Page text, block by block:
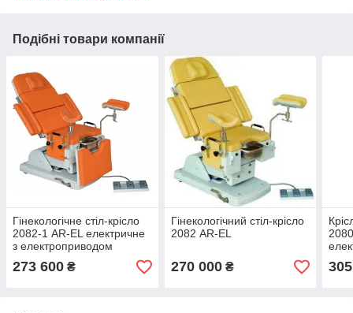
Подібні товари компанії
Гінекологічне стіл-крісло
2082-1 AR-EL електричне
з електроприводом
273 600 ₴
Гінекологічний стіл-крісло
2082 AR-EL
270 000₴